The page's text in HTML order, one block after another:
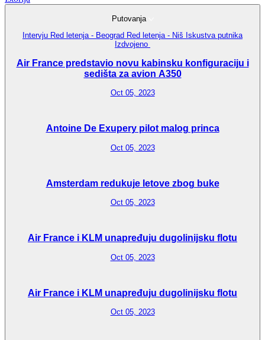
Putovanja
Intervju Red letenja - Beograd Red letenja - Niš Iskustva putnika
Izdvojeno
Air France predstavio novu kabinsku konfiguraciju i
sedišta za avion A350
Oct 05, 2023
Antoine De Exupery pilot malog princa
Oct 05, 2023
Amsterdam redukuje letove zbog buke
Oct 05, 2023
Air France i KLM unapređuju dugolinijsku flotu
Oct 05, 2023
Air France i KLM unapređuju dugolinijsku flotu
Oct 05, 2023